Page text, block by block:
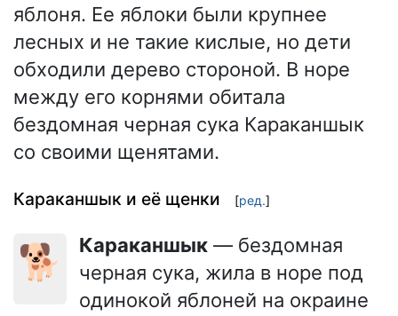
яблоня. Ее яблоки были крупнее
лесных и не такие кислые, но дети
обходили дерево стороной. В норе
между его корнями обитала
бездомная черная сука Караканшык
со своими щенятами.
Караканшык и её щенки [ред.]
🐕 Караканшык — бездомная
черная сука, жила в норе под
одинокой яблоней на окраине